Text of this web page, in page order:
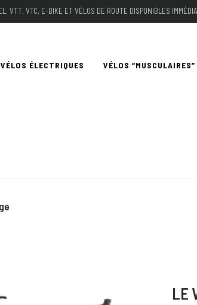
VTT, VTC, E-BIKE ET VÉLOS DE ROUTE DISPONIBLES
VÉLOS ÉLECTRIQUES VÉLOS “MUSCULAIRES”
LE